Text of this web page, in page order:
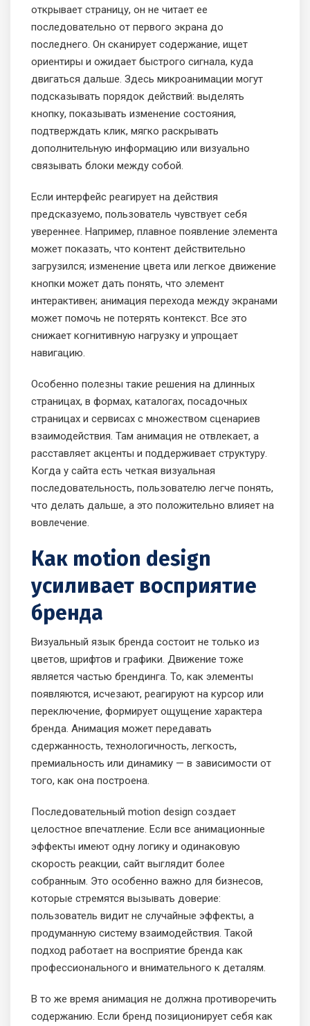
открывает страницу, он не читает ее
последовательно от первого экрана до
последнего. Он сканирует содержание, ищет
ориентиры и ожидает быстрого сигнала, куда
двигаться дальше. Здесь микроанимации могут
подсказывать порядок действий: выделять
кнопку, показывать изменение состояния,
подтверждать клик, мягко раскрывать
дополнительную информацию или визуально
связывать блоки между собой.
Если интерфейс реагирует на действия
предсказуемо, пользователь чувствует себя
увереннее. Например, плавное появление элемента
может показать, что контент действительно
загрузился; изменение цвета или легкое движение
кнопки может дать понять, что элемент
интерактивен; анимация перехода между экранами
может помочь не потерять контекст. Все это
снижает когнитивную нагрузку и упрощает
навигацию.
Особенно полезны такие решения на длинных
страницах, в формах, каталогах, посадочных
страницах и сервисах с множеством сценариев
взаимодействия. Там анимация не отвлекает, а
расставляет акценты и поддерживает структуру.
Когда у сайта есть четкая визуальная
последовательность, пользователю легче понять,
что делать дальше, а это положительно влияет на
вовлечение.
Как motion design
усиливает восприятие
бренда
Визуальный язык бренда состоит не только из
цветов, шрифтов и графики. Движение тоже
является частью брендинга. То, как элементы
появляются, исчезают, реагируют на курсор или
переключение, формирует ощущение характера
бренда. Анимация может передавать
сдержанность, технологичность, легкость,
премиальность или динамику — в зависимости от
того, как она построена.
Последовательный motion design создает
целостное впечатление. Если все анимационные
эффекты имеют одну логику и одинаковую
скорость реакции, сайт выглядит более
собранным. Это особенно важно для бизнесов,
которые стремятся вызывать доверие:
пользователь видит не случайные эффекты, а
продуманную систему взаимодействия. Такой
подход работает на восприятие бренда как
профессионального и внимательного к деталям.
В то же время анимация не должна противоречить
содержанию. Если бренд позиционирует себя как